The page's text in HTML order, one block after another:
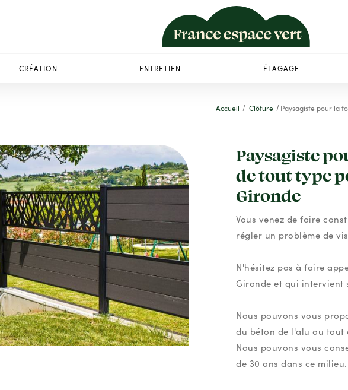
CRÉATION ENTRETIEN ÉLAGAGE
Accueil Clôture Paysagiste pour la
Paysagiste
de tout type
Gironde
Vous venez de faire
régler un problème de
N'hésitez pas à faire
Gironde et qui intervient
Nous pouvons vous
du béton de l'alu ou tout
Nous pouvons vous
de 30 ans dans ce milieu.